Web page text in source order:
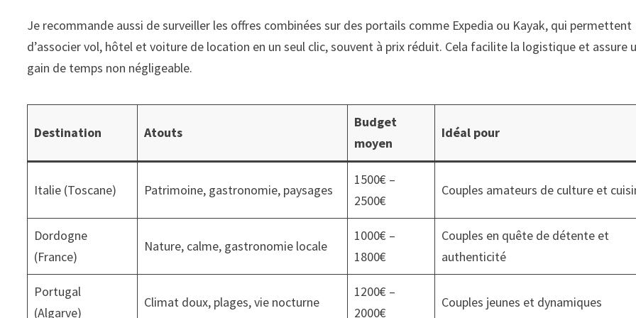
Je recommande aussi de surveiller les offres combinées sur des portails comme Expedia ou Kayak, qui permettent
d’associer vol, hôtel et voiture de location en un seul clic, souvent à prix réduit. Cela facilite la logistique et assure
gain de temps non négligeable.
Destination Atouts
Budget
moyen
Idéal pour
Italie (Toscane) Patrimoine, gastronomie, paysages
1500€ –
2500€
Couples amateurs de culture et
Dordogne
(France)
Nature, calme, gastronomie locale
1000€ –
1800€
Couples en quête de détente et
authenticité
Portugal
(Algarve)
Climat doux, plages, vie nocturne
1200€ –
2000€
Couples jeunes et dynamiques